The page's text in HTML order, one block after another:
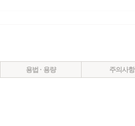
용법 · 용량 주의사항